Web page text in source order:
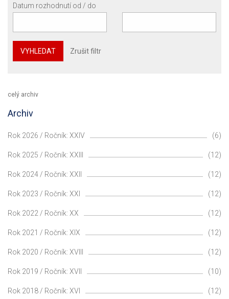
Datum rozhodnutí od / do
VYHLEDAT Zrušit filtr
celý archiv
Archiv
Rok 2026 / Ročník: XXIV (6)
Rok 2025 / Ročník: XXIII (12)
Rok 2024 / Ročník: XXII (12)
Rok 2023 / Ročník: XXI (12)
Rok 2022 / Ročník: XX (12)
Rok 2021 / Ročník: XIX (12)
Rok 2020 / Ročník: XVIII (12)
Rok 2019 / Ročník: XVII (10)
Rok 2018 / Ročník: XVI (12)